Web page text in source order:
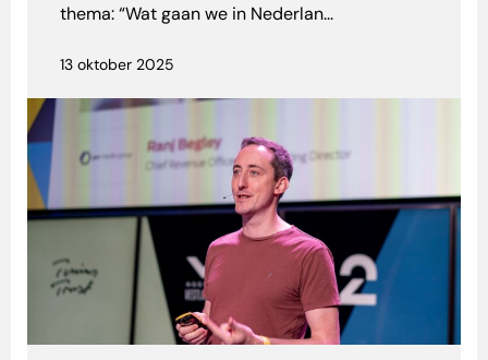
thema: “Wat gaan we in Nederlan...
13 oktober 2025